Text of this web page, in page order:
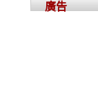
廣告